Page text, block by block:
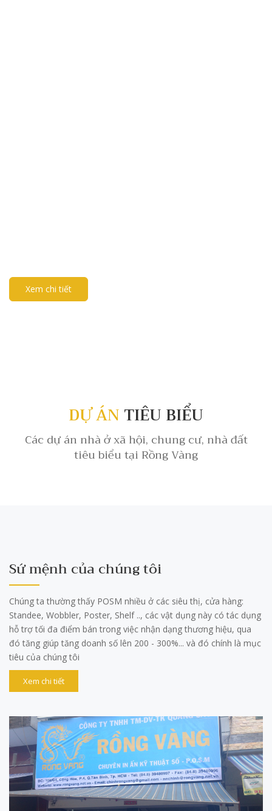
Xem chi tiết
DỰ ÁN TIÊU BIỂU
Các dự án nhà ở xã hội, chung cư, nhà đất
tiêu biểu tại Rồng Vàng
Sứ mệnh của chúng tôi
Chúng ta thường thấy POSM nhiều ở các siêu thị, cửa hàng:
Standee, Wobbler, Poster, Shelf .., các vật dụng này có tác dụng
hỗ trợ tối đa điểm bán trong việc nhận dạng thương hiệu, qua
đó tăng giúp tăng doanh số lên 200 - 300%... và đó chính là mục
tiêu của chúng tôi
Xem chi tiết